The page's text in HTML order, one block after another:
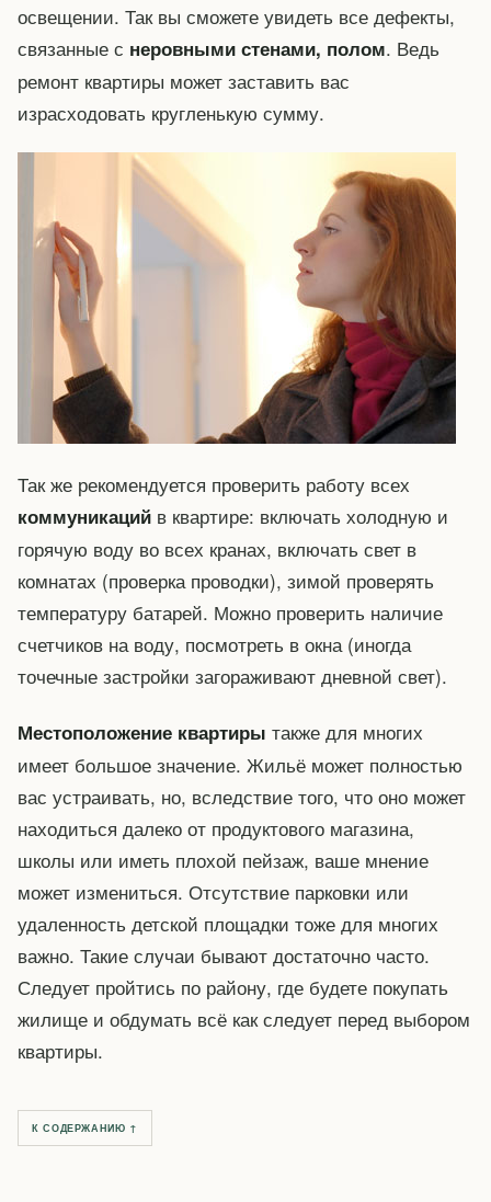
освещении. Так вы сможете увидеть все дефекты,
связанные с неровными стенами, полом. Ведь
ремонт квартиры может заставить вас
израсходовать кругленькую сумму.
Так же рекомендуется проверить работу всех
коммуникаций в квартире: включать холодную и
горячую воду во всех кранах, включать свет в
комнатах (проверка проводки), зимой проверять
температуру батарей. Можно проверить наличие
счетчиков на воду, посмотреть в окна (иногда
точечные застройки загораживают дневной свет).
Местоположение квартиры также для многих
имеет большое значение. Жильё может полностью
вас устраивать, но, вследствие того, что оно может
находиться далеко от продуктового магазина,
школы или иметь плохой пейзаж, ваше мнение
может измениться. Отсутствие парковки или
удаленность детской площадки тоже для многих
важно. Такие случаи бывают достаточно часто.
Следует пройтись по району, где будете покупать
жилище и обдумать всё как следует перед выбором
квартиры.
К СОДЕРЖАНИЮ ↑